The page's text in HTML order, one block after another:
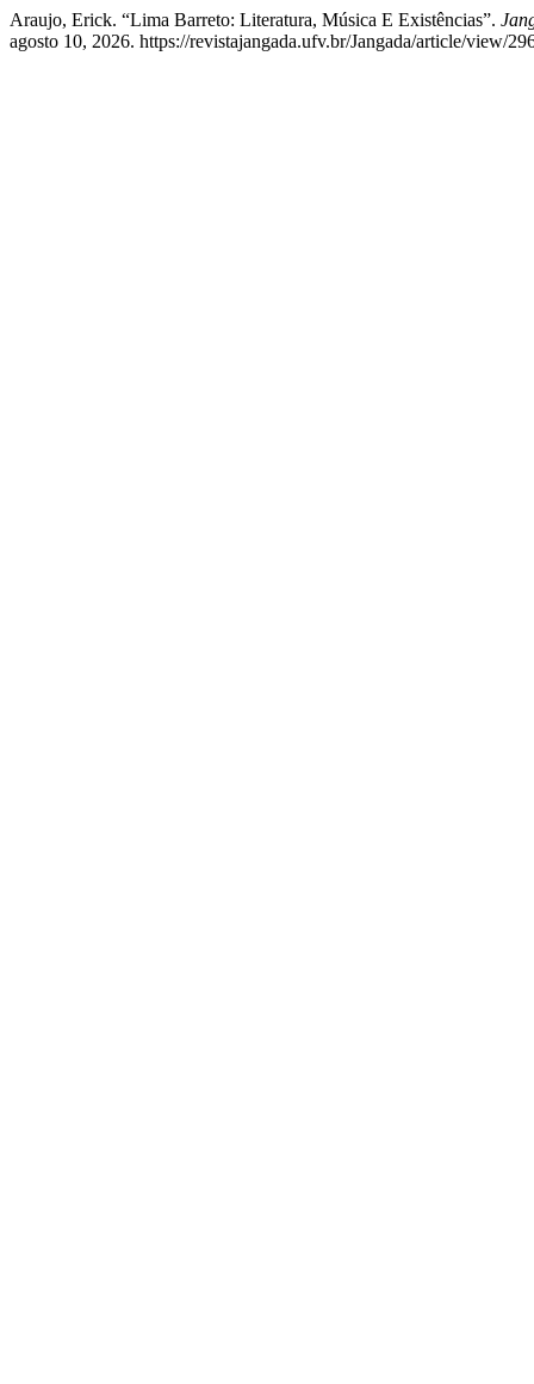
Araujo, Erick. “Lima Barreto: Literatura, Música E Existências”.
agosto 10, 2026. https://revistajangada.ufv.br/Jangada/article/view/